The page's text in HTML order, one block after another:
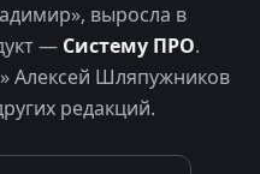
выросла в
— Систему ПРО.
Алексей Шляпужников
редакций.